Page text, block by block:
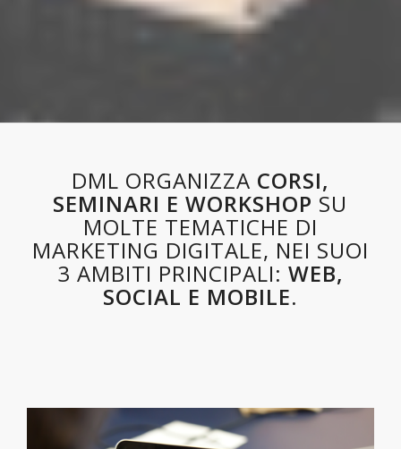
DML ORGANIZZA CORSI,
SEMINARI E WORKSHOP SU
MOLTE TEMATICHE DI
MARKETING DIGITALE, NEI SUOI
3 AMBITI PRINCIPALI: WEB,
SOCIAL E MOBILE.